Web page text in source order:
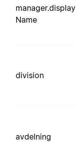
manager.display
Name
division
avdelning